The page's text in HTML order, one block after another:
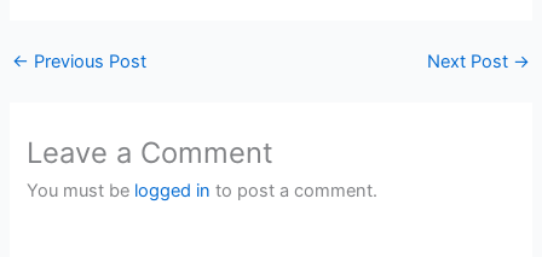
← Previous Post Next Post →
Leave a Comment
You must be logged in to post a comment.